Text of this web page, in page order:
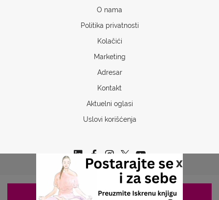
x
O nama
Politika privatnosti
Kolačići
Marketing
Adresar
Kontakt
Aktuelni oglasi
Uslovi korišćenja
ZAKAZIVANJE 063/687-460